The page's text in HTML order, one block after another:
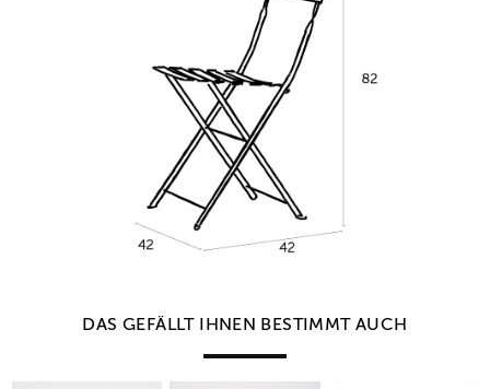
DAS GEFÄLLT IHNEN BESTIMMT AUCH